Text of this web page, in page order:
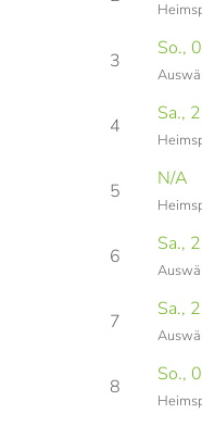
3
So.,
4
Sa.,
5
N/A
6
Sa.,
7
Sa.,
8
So.,